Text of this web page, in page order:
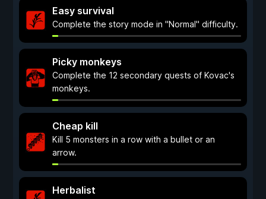
Easy survival
Complete the story mode in "Normal" difficulty.
Picky monkeys
Complete the 12 secondary quests of Kovac's
monkeys.
Cheap kill
Kill 5 monsters in a row with a bullet or an
arrow.
Herbalist